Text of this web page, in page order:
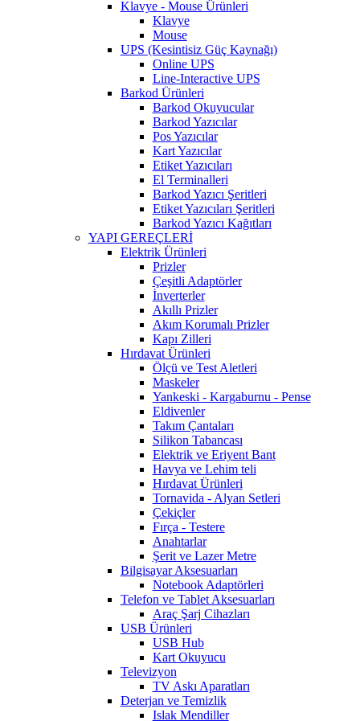
Klavye - Mouse Ürünleri
Klavye
Mouse
UPS (Kesintisiz Güç Kaynağı)
Online UPS
Line-Interactive UPS
Barkod Ürünleri
Barkod Okuyucular
Barkod Yazıcılar
Pos Yazıcılar
Kart Yazıcılar
Etiket Yazıcıları
El Terminalleri
Barkod Yazıcı Şeritleri
Etiket Yazıcıları Şeritleri
Barkod Yazıcı Kağıtları
YAPI GEREÇLERİ
Elektrik Ürünleri
Prizler
Çeşitli Adaptörler
İnverterler
Akıllı Prizler
Akım Korumalı Prizler
Kapı Zilleri
Hırdavat Ürünleri
Ölçü ve Test Aletleri
Maskeler
Yankeski - Kargaburnu - Pense
Eldivenler
Takım Çantaları
Silikon Tabancası
Elektrik ve Eriyent Bant
Havya ve Lehim teli
Hırdavat Ürünleri
Tornavida - Alyan Setleri
Çekiçler
Fırça - Testere
Anahtarlar
Şerit ve Lazer Metre
Bilgisayar Aksesuarları
Notebook Adaptörleri
Telefon ve Tablet Aksesuarları
Araç Şarj Cihazları
USB Ürünleri
USB Hub
Kart Okuyucu
Televizyon
TV Askı Aparatları
Deterjan ve Temizlik
Islak Mendiller